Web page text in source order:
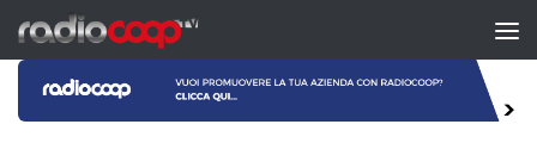
Salta al contenuto